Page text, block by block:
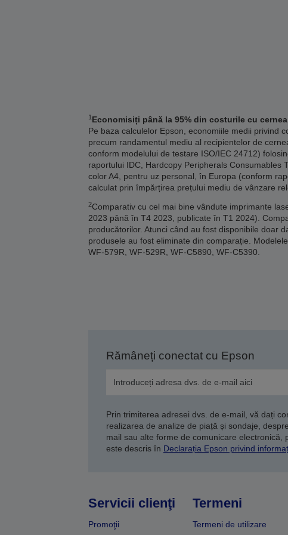
1Economisiți până la 95% din costurile cu
Pe baza calculelor Epson, economiile medii privind
precum randamentul mediu al recipientelor de
conform modelului de testare ISO/IEC 24712)
raportului IDC, Hardcopy Peripherals
color A4, pentru uz personal, în Europa (conform
calculat prin împărțirea prețului mediu de vânzare
2Comparativ cu cel mai bine vândute imprimante
2023 până în T4 2023, publicate în T1 2024).
producătorilor. Atunci când au fost disponibile doar
produsele au fost eliminate din comparație.
WF-579R, WF-529R, WF-C5890, WF-C5390.
Rămâneți conectat cu Epson
Prin trimiterea adresei dvs. de e-mail, vă dați
realizarea de analize de piață și sondaje,
mail sau alte forme de comunicare
este descris în Declarația Epson privind
Servicii clienţi
Promoţii
Termeni
Termeni de utilizare